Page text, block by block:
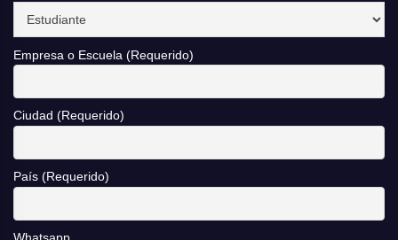
Empresa o Escuela (Requerido)
Ciudad (Requerido)
País (Requerido)
Whatsapp